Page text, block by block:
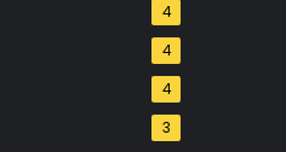
4
4
4
3